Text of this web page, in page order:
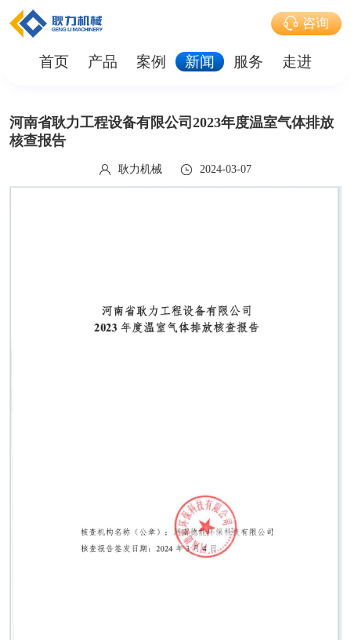
咨询
首页 产品 案例 新闻 服务 走进
河南省耿力工程设备有限公司2023年度温室气体排放
核查报告
耿力机械 2024-03-07